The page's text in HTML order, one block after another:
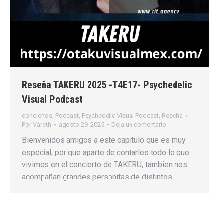
Reseña TAKERU 2025 -T4E17- Psychedelic
Visual Podcast
conciertos, Podcast, Psychedelic Visual Podcast, Reseña
Por Varoth agosto 29, 2025 Deja un comentario
Bienvenidos amigos a este capitulo que es muy
especial, por que aparte de contarles todo lo que
vivimos en el concierto de TAKERU, tambien nos
acompañan grandes personitas de distintos…